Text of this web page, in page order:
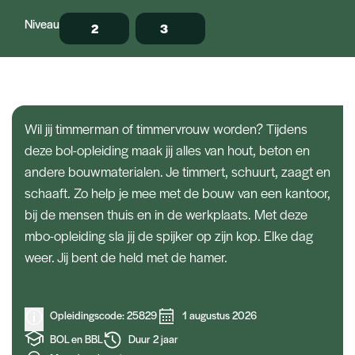
Timmerman
Opleidingen
Wil jij timmerman of timmervrouw worden? Tijdens
deze bol-opleiding maak jij alles van hout, beton en
andere bouwmaterialen. Je timmert, schuurt, zaagt en
schaaft. Zo help je mee met de bouw van een kantoor,
bij de mensen thuis en in de werkplaats. Met deze
mbo-opleiding sla jij de spijker op zijn kop. Elke dag
weer. Jij bent de held met de hamer.
Niveau 2 3
Opleidingscode: 25829
1 augustus 2026
BOL en BBL
Duur 2 jaar